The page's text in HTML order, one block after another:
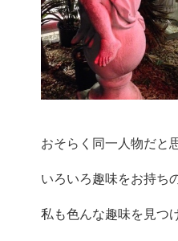
おそらく同一人物だと
いろいろ趣味をお持ち
私も色んな趣味を見つ